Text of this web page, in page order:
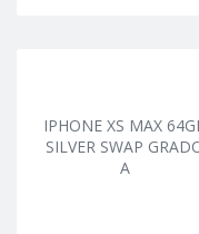
IPHONE XS MAX
SILVER SWAP
A